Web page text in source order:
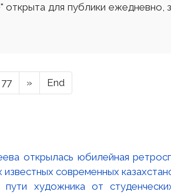
открыта для публики ежедневно,
77 » End